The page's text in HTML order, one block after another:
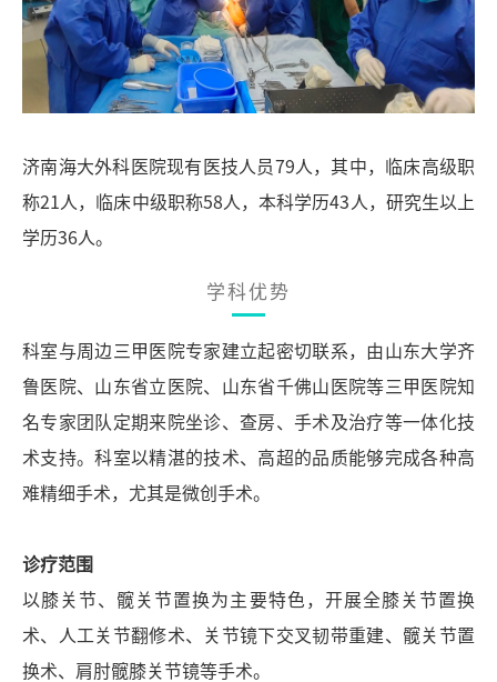
济南海大外科医院现有医技人员79人，其中，临床高级职
称21人，临床中级职称58人，本科学历43人，研究生以上
学历36人。
学科优势
科室与周边三甲医院专家建立起密切联系，由山东大学齐
鲁医院、山东省立医院、山东省千佛山医院等三甲医院知
名专家团队定期来院坐诊、查房、手术及治疗等一体化技
术支持。科室以精湛的技术、高超的品质能够完成各种高
难精细手术，尤其是微创手术。
诊疗范围
以膝关节、髋关节置换为主要特色，开展全膝关节置换
术、人工关节翻修术、关节镜下交叉韧带重建、髋关节置
换术、肩肘髋膝关节镜等手术。